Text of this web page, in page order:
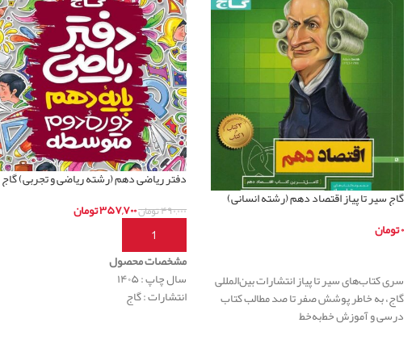
گاج سیر تا پیاز اقتصاد دهم (رشته انسانی)
۰تومان
سری کتاب‌های سیر تا پیاز انتشارات بین‌المللی
گاج، به خاطر پوشش صفر تا صد مطالب کتاب
درسی و آموزش خط‌‌به‌خط
دفتر ریاضی دهم (رشته ریاضی و تجربی) گاج
۴۹۰,۰۰۰تومان۳۵۷,۷۰۰تومان
افزودن به سبد خرید
مشخصات محصول
سال چاپ : ۱۴۰۵
انتشارات : گاج